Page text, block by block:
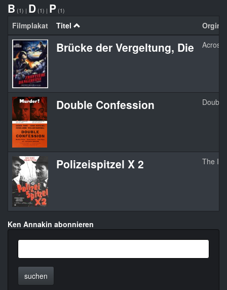
B (1) | D (1) | P (1)
Filmplakat Titel
Brücke der Vergeltung, Die Across
Double Confession
Polizeispitzel X 2 The
Ken Annakin abonnieren
suchen